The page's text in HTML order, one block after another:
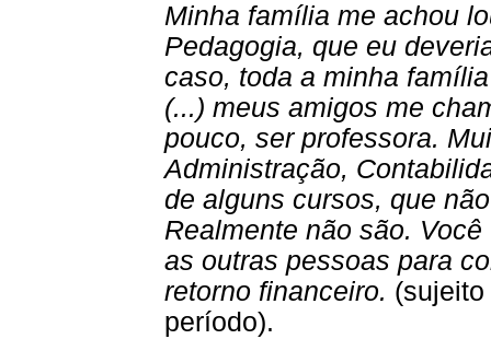
Minha família me achou
Pedagogia, que eu
caso, toda a minha
(...) meus amigos me
pouco, ser professora.
Administração,
de alguns cursos, que
Realmente não são.
as outras pessoas para
retorno financeiro.
período).